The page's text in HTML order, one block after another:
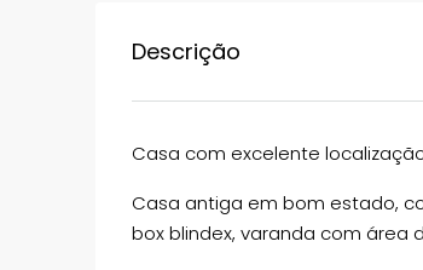
Descrição
Casa com excelente
Casa antiga em bom estado,
box blindex, varanda com área